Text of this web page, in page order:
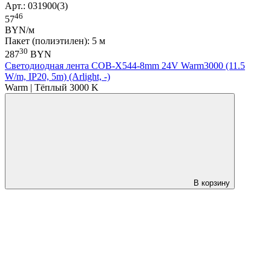
Арт.: 031900(3)
5746
BYN/м
Пакет (полиэтилен): 5 м
28730 BYN
Светодиодная лента COB-X544-8mm 24V Warm3000 (11.5
W/m, IP20, 5m) (Arlight, -)
Warm | Тёплый 3000 K
В корзину